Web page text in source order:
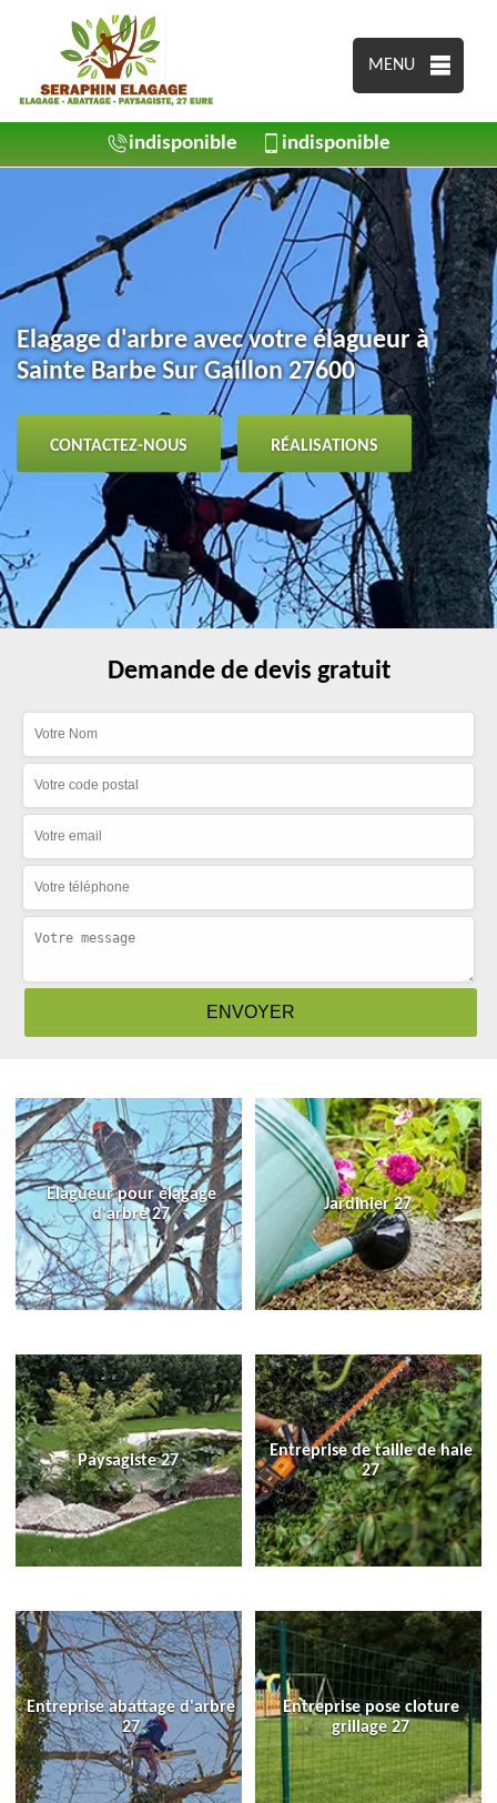
MENU
indisponible indisponible
Elagage d'arbre avec votre élagueur à
Sainte Barbe Sur Gaillon 27600
CONTACTEZ-NOUS RÉALISATIONS
Demande de devis gratuit
Elagueur pour élagage
d'arbre 27
Jardinier 27
Paysagiste 27
Entreprise de taille de haie
27
Entreprise abattage d'arbre
27
Entreprise pose cloture
grillage 27